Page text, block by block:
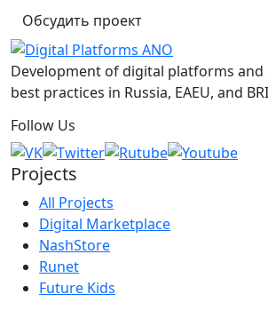
Обсудить проект
Development of digital platforms
best practices in Russia, EAEU, and
Follow Us
Projects
All Projects
Digital Marketplace
NashStore
Runet
Future Kids